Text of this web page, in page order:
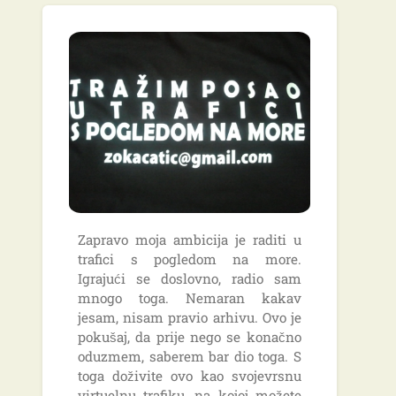
Zapravo moja ambicija je raditi u
trafici s pogledom na more.
Igrajući se doslovno, radio sam
mnogo toga. Nemaran kakav
jesam, nisam pravio arhivu. Ovo je
pokušaj, da prije nego se konačno
oduzmem, saberem bar dio toga. S
toga doživite ovo kao svojevrsnu